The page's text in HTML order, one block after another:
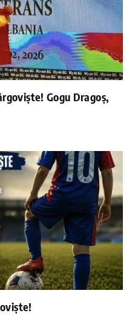
Gogu Dragoș,